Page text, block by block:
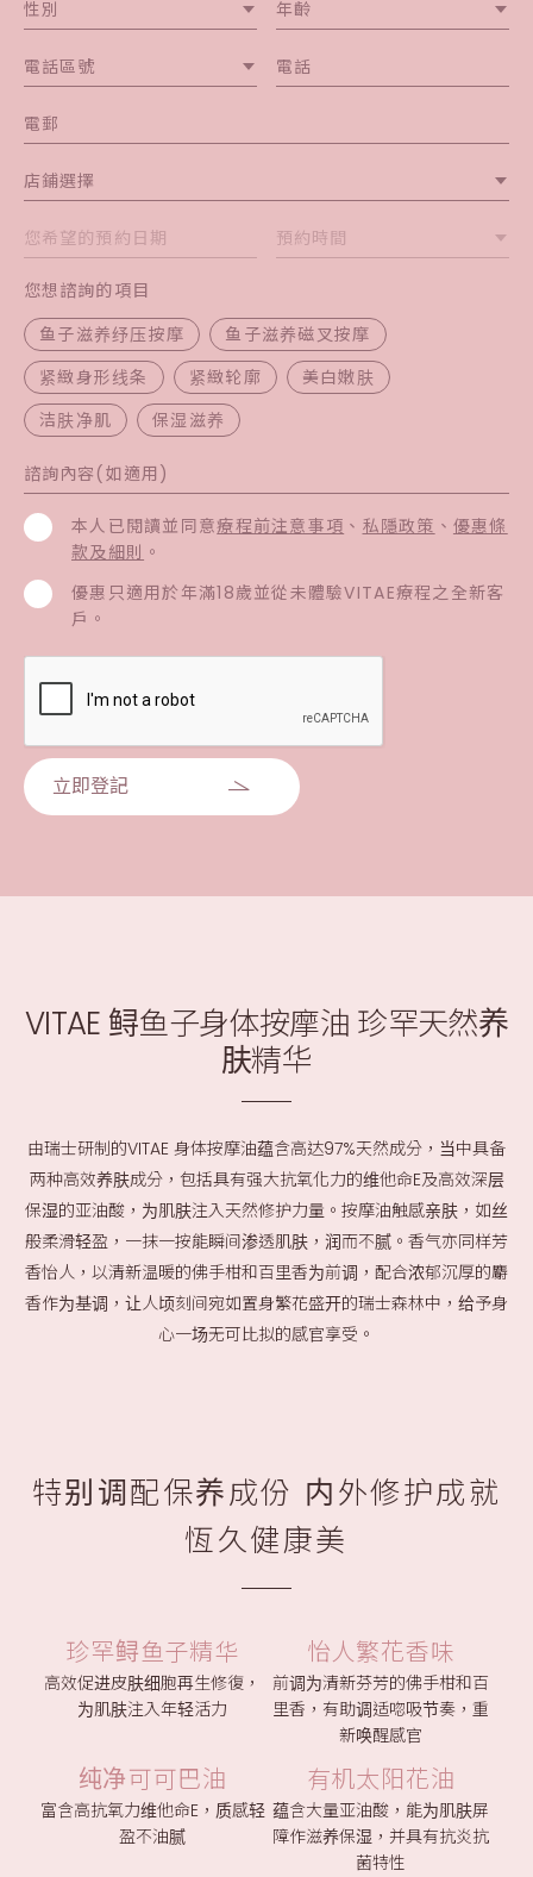
性別 年齡
電話區號
店鋪選擇
預約時間
您想諮詢的項目
鱼子滋养纾压按摩
鱼子滋养磁叉按摩
紧緻身形线条
紧緻轮廓
美白嫩肤
洁肤净肌
保湿滋养
本人已閱讀並同意療程前注意事項 、 私隱政策 、 優惠條
款及細則 。
優惠只適用於年滿18歲並從未體驗VITAE療程之全新客
戶。
立即登記
VITAE 鲟鱼子身体按摩油 珍罕天然养
肤精华
由瑞士研制的VITAE 身体按摩油蕴含高达97%天然成分，当中具备
两种高效养肤成分，包括具有强大抗氧化力的维他命E及高效深层
保湿的亚油酸，为肌肤注入天然修护力量。按摩油触感亲肤，如丝
般柔滑轻盈，一抹一按能瞬间渗透肌肤，润而不腻。香气亦同样芳
香怡人，以清新温暖的佛手柑和百里香为前调，配合浓郁沉厚的麝
香作为基调，让人顷刻间宛如置身繁花盛开的瑞士森林中，给予身
心一场无可比拟的感官享受。
特别调配保养成份 内外修护成就
恆久健康美
珍罕鲟鱼子精华
高效促进皮肤细胞再生修復，
为肌肤注入年轻活力
怡人繁花香味
前调为清新芬芳的佛手柑和百
里香，有助调适唿吸节奏，重
新唤醒感官
纯净可可巴油
富含高抗氧力维他命E，质感轻
盈不油腻
有机太阳花油
蕴含大量亚油酸，能为肌肤屏
障作滋养保湿，并具有抗炎抗
菌特性